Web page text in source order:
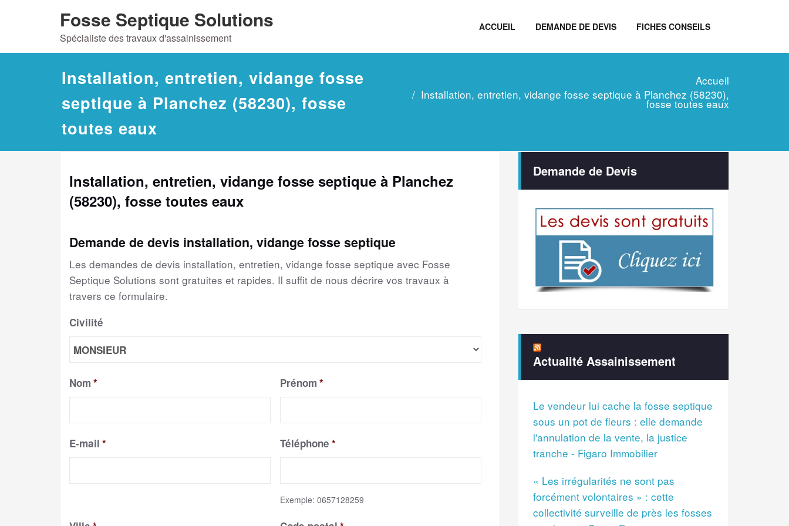
Fosse Septique Solutions
Spécialiste des travaux d'assainissement
ACCUEIL DEMANDE DE DEVIS FICHES CONSEILS
Installation, entretien, vidange fosse
septique à Planchez (58230), fosse
toutes eaux
Accueil
Installation, entretien, vidange fosse septique à Planchez (58230),
fosse toutes eaux
Installation, entretien, vidange fosse septique à Planchez
(58230), fosse toutes eaux
Demande de devis installation, vidange fosse septique
Les demandes de devis installation, entretien, vidange fosse septique avec Fosse
Septique Solutions sont gratuites et rapides. Il suffit de nous décrire vos travaux à
travers ce formulaire.
Civilité
Nom * Prénom *
E-mail * Téléphone *
Exemple: 0657128259
Demande de Devis
Actualité Assainissement
Le vendeur lui cache la fosse septique
sous un pot de fleurs : elle demande
l'annulation de la vente, la justice
tranche - Figaro Immobilier
« Les irrégularités ne sont pas
forcément volontaires » : cette
collectivité surveille de près les fosses